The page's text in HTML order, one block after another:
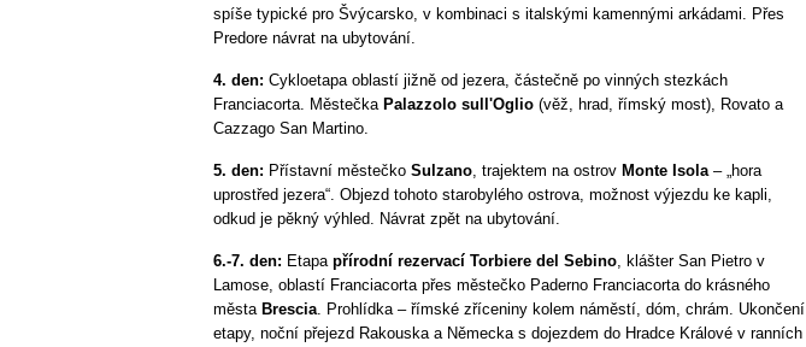
spíše typické pro Švýcarsko, v kombinaci s italskými kamennými arkádami. Přes
Predore návrat na ubytování.
4. den: Cykloetapa oblastí jižně od jezera, částečně po vinných stezkách
Franciacorta. Městečka Palazzolo sull'Oglio (věž, hrad, římský most), Rovato a
Cazzago San Martino.
5. den: Přístavní městečko Sulzano, trajektem na ostrov Monte Isola– „hora
uprostřed jezera“. Objezd tohoto starobylého ostrova, možnost výjezdu ke kapli,
odkud je pěkný výhled. Návrat zpět na ubytování.
6.-7. den: Etapa přírodní rezervací Torbiere del Sebino, klášter San Pietro v
Lamose, oblastí Franciacorta přes městečko Paderno Franciacorta do krásného
města Brescia. Prohlídka – římské zříceniny kolem náměstí, dóm, chrám. Ukončení
etapy, noční přejezd Rakouska a Německa s dojezdem do Hradce Králové v ranních